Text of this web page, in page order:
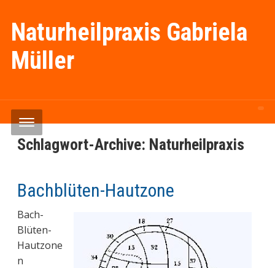
Naturheilpraxis Gabriela
Müller
Schlagwort-Archive: Naturheilpraxis
Bachblüten-Hautzone
Bach-
Blüten-
Hautzone
n